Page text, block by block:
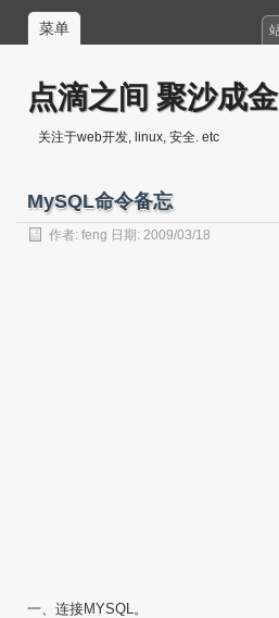
菜单
点滴之间 聚沙成金
关注于web开发, linux, 安全. etc
MySQL命令备忘
作者: feng 日期: 2009/03/18
一、连接MYSQL。